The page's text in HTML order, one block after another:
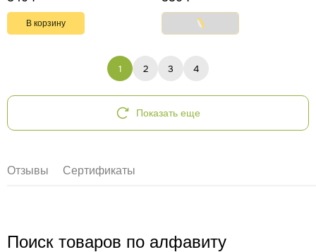
В корзину
1 2 3 4
Показать еще
Отзывы Сертификаты
Поиск товаров по алфавиту